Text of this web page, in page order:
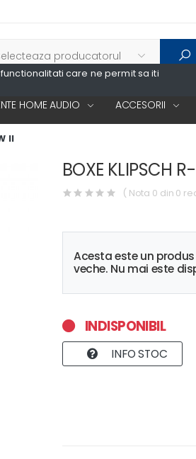
care ne permit sa iti
HOME AUDIO ACCESORII
II
BOXE KLIPSCH
( Nota 0 din 0
Acesta este un
veche. Nu mai este
INDISPONIBIL
INFO STOC